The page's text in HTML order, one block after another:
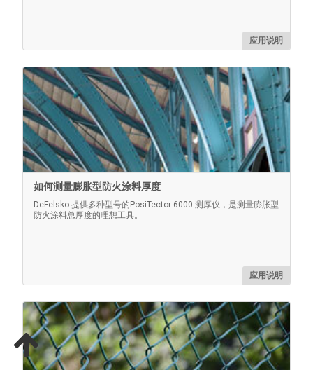
非认证的塑料垫片
通过允许用户进行实践测量，提供对仪器的快速操作检查
了解更多
保护性镜片防护罩
应用说明
如何测量膨胀型防火涂料厚度
DeFelsko 提供多种型号的PosiTector 6000 测厚仪，是测量膨胀型
防火涂料总厚度的理想工具。
应用说明